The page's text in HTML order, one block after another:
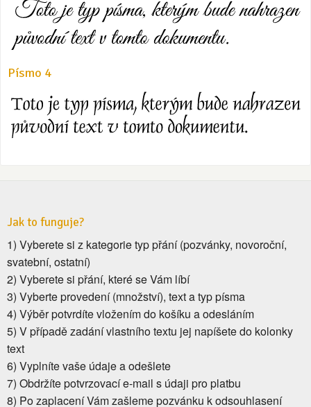
Písmo 4
Jak to funguje?
1) Vyberete si z kategorie typ přání (pozvánky, novoroční,
svatební, ostatní)
2) Vyberete si přání, které se Vám líbí
3) Vyberte provedení (množství), text a typ písma
4) Výběr potvrdíte vložením do košíku a odesláním
5) V případě zadání vlastního textu jej napíšete do kolonky
text
6) Vyplníte vaše údaje a odešlete
7) Obdržíte potvrzovací e-mail s údaji pro platbu
8) Po zaplacení Vám zašleme pozvánku k odsouhlasení